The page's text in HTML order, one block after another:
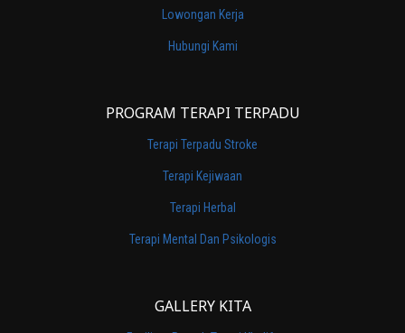
Lowongan Kerja
Hubungi Kami
PROGRAM TERAPI TERPADU
Terapi Terpadu Stroke
Terapi Kejiwaan
Terapi Herbal
Terapi Mental Dan Psikologis
GALLERY KITA